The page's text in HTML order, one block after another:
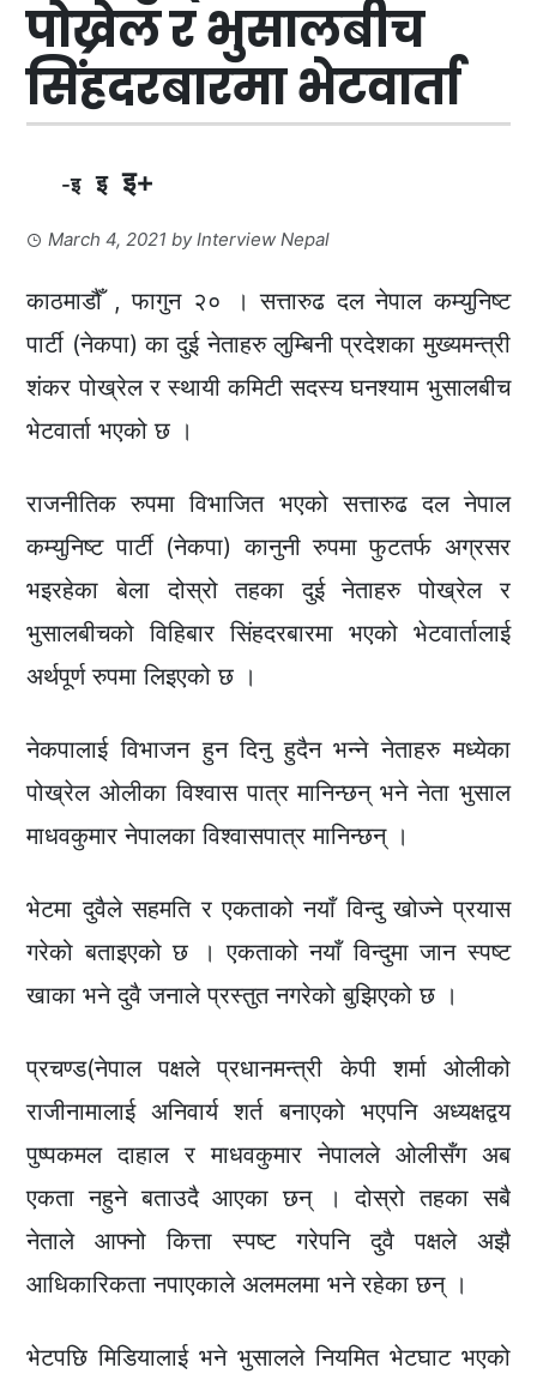
पोख्रेल र भुसालबीच
सिंहदरबारमा भेटवार्ता
-इ इ इ+
March 4, 2021 byInterview Nepal
काठमाडौँ , फागुन २० । सत्तारुढ दल नेपाल कम्युनिष्ट
पार्टी (नेकपा) का दुई नेताहरु लुम्बिनी प्रदेशका मुख्यमन्त्री
शंकर पोख्रेल र स्थायी कमिटी सदस्य घनश्याम भुसालबीच
भेटवार्ता भएको छ ।
राजनीतिक रुपमा विभाजित भएको सत्तारुढ दल नेपाल
कम्युनिष्ट पार्टी (नेकपा) कानुनी रुपमा फुटतर्फ अग्रसर
भइरहेका बेला दोस्रो तहका दुई नेताहरु पोख्रेल र
भुसालबीचको विहिबार सिंहदरबारमा भएको भेटवार्तालाई
अर्थपूर्ण रुपमा लिइएको छ ।
नेकपालाई विभाजन हुन दिनु हुदैन भन्ने नेताहरु मध्येका
पोख्रेल ओलीका विश्वास पात्र मानिन्छन् भने नेता भुसाल
माधवकुमार नेपालका विश्वासपात्र मानिन्छन् ।
भेटमा दुवैले सहमति र एकताको नयाँ विन्दु खोज्ने प्रयास
गरेको बताइएको छ । एकताको नयाँ विन्दुमा जान स्पष्ट
खाका भने दुवै जनाले प्रस्तुत नगरेको बुझिएको छ ।
प्रचण्ड(नेपाल पक्षले प्रधानमन्त्री केपी शर्मा ओलीको
राजीनामालाई अनिवार्य शर्त बनाएको भएपनि अध्यक्षद्वय
पुष्पकमल दाहाल र माधवकुमार नेपालले ओलीसँग अब
एकता नहुने बताउदै आएका छन् । दोस्रो तहका सबै
नेताले आफ्नो कित्ता स्पष्ट गरेपनि दुवै पक्षले अझै
आधिकारिकता नपाएकाले अलमलमा भने रहेका छन् ।
भेटपछि मिडियालाई भने भुसालले नियमित भेटघाट भएको